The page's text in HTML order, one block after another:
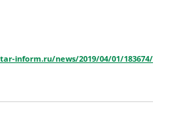
inform.ru/news/2019/04/01/183674/